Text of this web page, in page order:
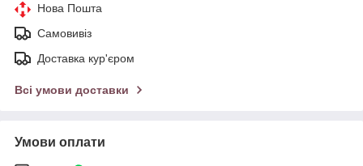
Нова Пошта
Самовивіз
Доставка кур'єром
Всі умови доставки
Умови оплати